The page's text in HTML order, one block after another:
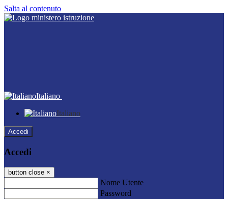
Salta al contenuto
Italiano
Italiano
Accedi
Accedi
button close ×
Nome Utente
Password